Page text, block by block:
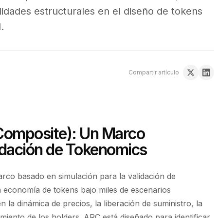
estructurales en el diseño de tokens
Compartir artículo
Un Marco
de Tokenomics
basado en simulación para la validación de
de tokens bajo miles de escenarios
la dinámica de precios, la liberación de suministro, la